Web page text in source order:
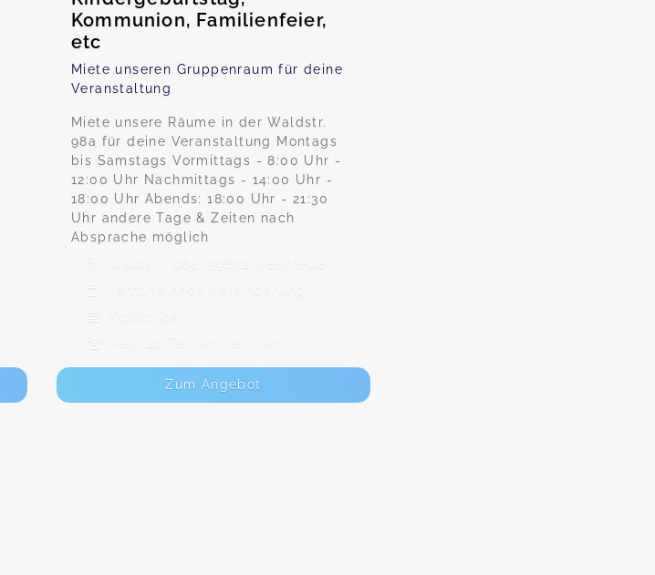
Kommunion, Familienfeier,
etc
Miete unseren Gruppenraum für deine
Veranstaltung
Miete unsere Räume in der Waldstr.
98a für deine Veranstaltung Montags
bis Samstags Vormittags - 8:00 Uhr -
12:00 Uhr Nachmittags - 14:00 Uhr -
18:00 Uhr Abends: 18:00 Uhr - 21:30
Uhr andere Tage & Zeiten nach
Absprache möglich
Waldstr. 98a, 59872 Meschede
Termine nach Vereinbarung
Max. 20 TeilnehmerInnen
Zum Angebot